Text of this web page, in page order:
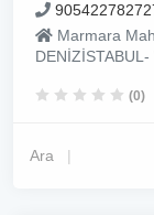
Marmara
(0)
Ara